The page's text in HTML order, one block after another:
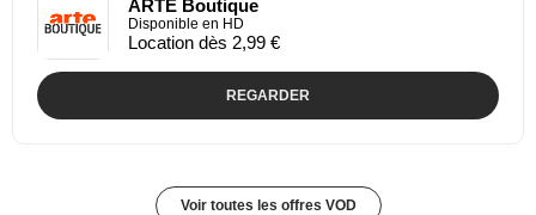
ARTE Boutique
Disponible en HD
Location dès 2,99 €
REGARDER
Voir toutes les offres VOD